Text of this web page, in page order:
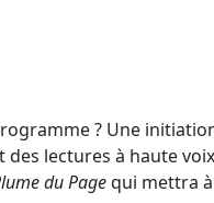
? Une
lectures à haute
du Pagequi mettra